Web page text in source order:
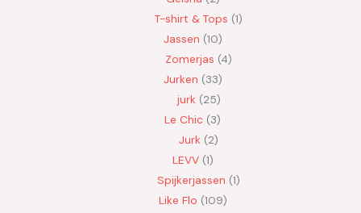
T-shirt & Tops 1
Jassen 10
Zomerjas 4
Jurken 33
jurk 25
Le Chic 3
Jurk 2
LEVV 1
Spijkerjassen 1
Like Flo 109